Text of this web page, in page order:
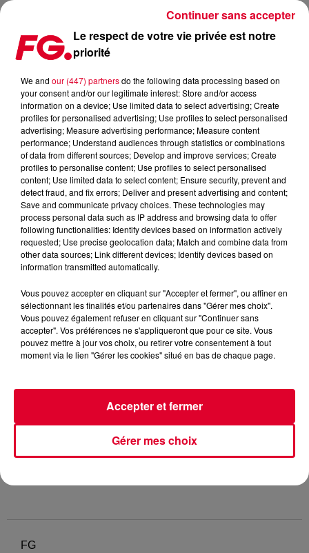
FG MIX DANCE : ABOVE AND BEYOND
FG
Le respect de votre vie privée est notre
priorité
We and our (447) partnersdo the following data processing based on
your consent and/or our legitimate interest: Store and/or access
information on a device; Use limited data to select advertising; Create
profiles for personalised advertising; Use profiles to select personalised
advertising; Measure advertising performance; Measure content
performance; Understand audiences through statistics or combinations
of data from different sources; Develop and improve services; Create
profiles to personalise content; Use profiles to select personalised
content; Use limited data to select content; Ensure security, prevent and
detect fraud, and fix errors; Deliver and present advertising and content;
Save and communicate privacy choices. These technologies may
process personal data such as IP address and browsing data to offer
following functionalities: Identify devices based on information actively
requested; Use precise geolocation data; Match and combine data from
other data sources; Link different devices; Identify devices based on
information transmitted automatically.
Vous pouvez accepter en cliquant sur "Accepter et fermer", ou affiner en
sélectionnant les finalités et/ou partenaires dans "Gérer mes choix".
Vous pouvez également refuser en cliquant sur "Continuer sans
accepter". Vos préférences ne s'appliqueront que pour ce site. Vous
pouvez mettre à jour vos choix, ou retirer votre consentement à tout
moment via le lien "Gérer les cookies" situé en bas de chaque page.
Gérer mes choix
Accepter et fermer
Continuer sans accepter